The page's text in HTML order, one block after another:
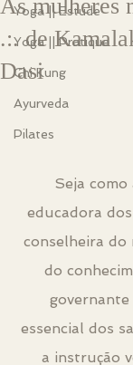
Yoga || Estude
Yoga || Pratique
Chi Kung
Ayurveda
Pilates
As mulheres
.:. de
Dasi
educadora
conselheira do
do
essencial dos
a instrução